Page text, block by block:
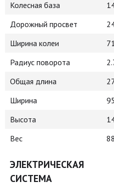
Колесная база
Дорожный просвет
Ширина колеи
Радиус поворота
Общая длина
Ширина
Высота
Вес
ЭЛЕКТРИЧЕСКАЯ
СИСТЕМА